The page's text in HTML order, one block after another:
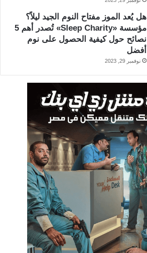
هل يُعد الموز مفتاح النوم الجيد ليلاً؟
مؤسسة «Sleep Charity» تُصدر أهم 5
نصائح حول كيفية الحصول على نوم
أفضل
نوفمبر 29, 2023